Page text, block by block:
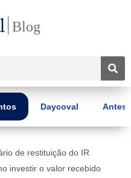
Daycoval Antes
de restituição do IR
investir o valor recebido